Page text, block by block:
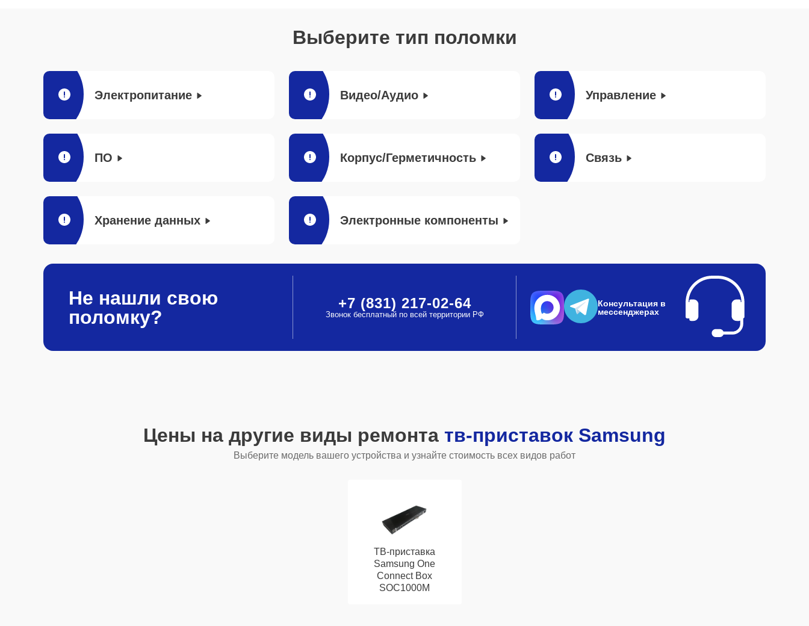
Выберите тип поломки
Электропитание Видео/Аудио Управление
ПО Корпус/Герметичность Связь
Хранение данных Электронные компоненты
Не нашли свою
поломку?
+7 (831) 217-02-64
Звонок бесплатный по всей территории РФ
Консультация в
мессенджерах
Цены на другие виды ремонта тв-приставок Samsung
Выберите модель вашего устройства и узнайте стоимость всех видов работ
ТВ-приставка
Samsung One
Connect Box
SOC1000M